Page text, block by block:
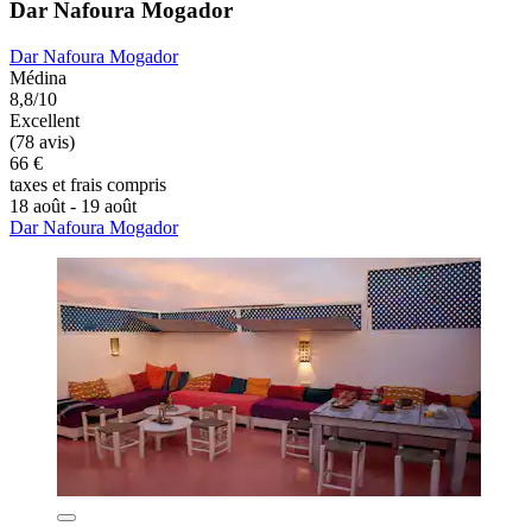
Dar Nafoura Mogador
Dar Nafoura Mogador
Médina
8,8/10
Excellent
(78 avis)
66 €
taxes et frais compris
18 août - 19 août
Dar Nafoura Mogador